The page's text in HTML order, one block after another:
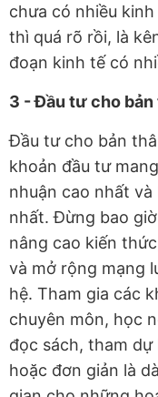
chưa có nhiều
thì quá rõ rồi, là
đoạn kinh tế có
3 - Đầu tư cho bản
Đầu tư cho bản
khoản đầu tư
nhuận cao nhất và
nhất. Đừng bao
nâng cao kiến
và mở rộng mạng
hệ. Tham gia các
chuyên môn, học
đọc sách, tham dự
hoặc đơn giản là